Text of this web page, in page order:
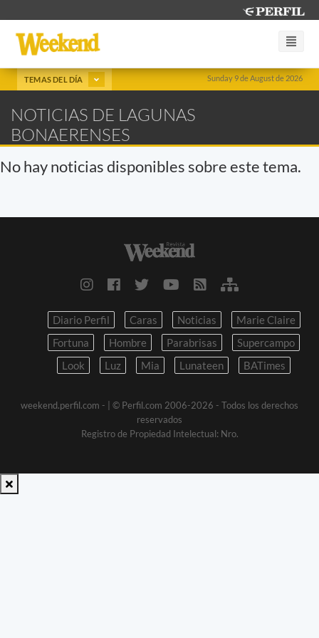
Sunday 9 de August de 2026
TEMAS DEL DÍA
NOTICIAS DE LAGUNAS
BONAERENSES
No hay noticias disponibles sobre este tema.
Diario Perfil Caras Noticias
Marie Claire
Fortuna
Hombre Parabrisas
Supercampo
Look
Luz Mia Lunateen BATimes
weekend.perfil.com -
| © Perfil.com 2006-2026 - Todos los derechos
reservados
Registro de Propiedad Intelectual: Nro.